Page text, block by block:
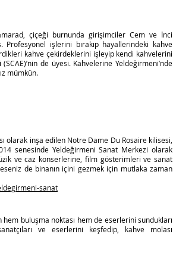
çiçeği burnunda girişimciler Cem ve İnci
işlerini bırakıp hayallerindeki kahve
kahve çekirdeklerini işleyip kendi kahvelerini
de üyesi. Kahvelerine Yeldeğirmeni’nde
mümkün.
olarak inşa edilen Notre Dame Du Rosaire kilisesi,
senesinde Yeldeğirmeni Sanat Merkezi olarak
ve caz konserlerine, film gösterimleri ve sanat
de binanın içini gezmek için mutlaka zaman
sanat
buluşma noktası hem de eserlerini sundukları
ve eserlerini keşfedip, kahve molası